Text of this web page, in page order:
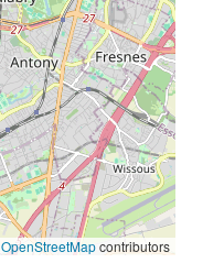
OpenStreetMapcontributors